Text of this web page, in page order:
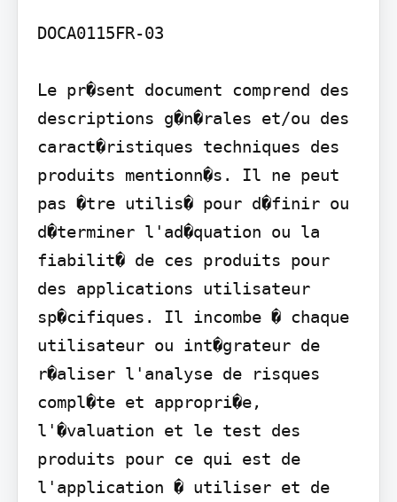
DOCA0115FR-03
Le pr�sent document comprend des
descriptions g�n�rales et/ou des
caract�ristiques techniques des
produits mentionn�s. Il ne peut
pas �tre utilis� pour d�finir ou
d�terminer l'ad�quation ou la
fiabilit� de ces produits pour
des applications utilisateur
sp�cifiques. Il incombe � chaque
utilisateur ou int�grateur de
r�aliser l'analyse de risques
compl�te et appropri�e,
l'�valuation et le test des
produits pour ce qui est de
l'application � utiliser et de